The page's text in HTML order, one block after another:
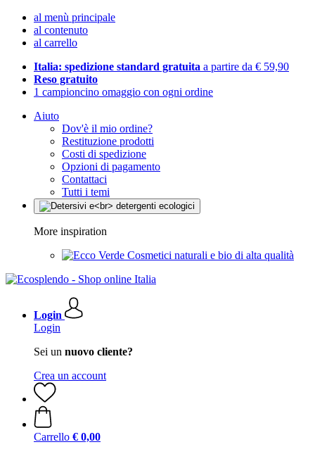
al menù principale
al contenuto
al carrello
Italia: spedizione standard gratuita a partire da € 59,90
Reso gratuito
1 campioncino omaggio con ogni ordine
Aiuto
Dov'è il mio ordine?
Restituzione prodotti
Costi di spedizione
Opzioni di pagamento
Contattaci
Tutti i temi
More inspiration
Cosmetici naturali e bio di alta qualità
Login
Login
Sei un nuovo cliente?
Crea un account
Carrello € 0,00